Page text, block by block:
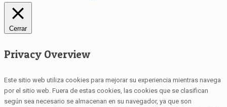
Cerrar
Privacy Overview
Este sitio web utiliza cookies para mejorar su experiencia mientras navega
por el sitio web. Fuera de estas cookies, las cookies que se clasifican
según sea necesario se almacenan en su navegador, ya que son